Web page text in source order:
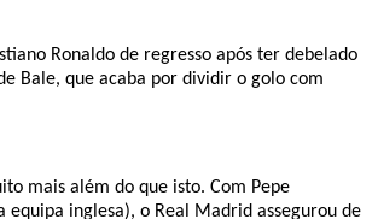
Ronaldo de regresso após ter debelado
Bale, que acaba por dividir o golo com
mais além do que isto. Com Pepe
inglesa), o Real Madrid assegurou de